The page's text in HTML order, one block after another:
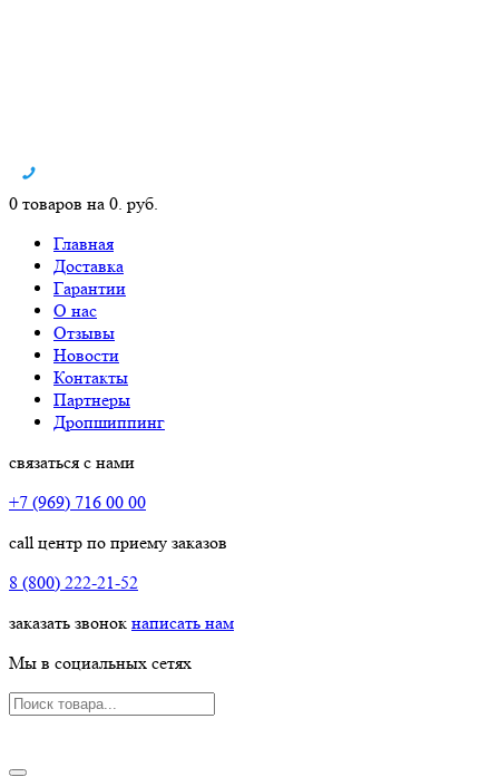
0 товаров на 0. руб.
Главная
Доставка
Гарантии
О нас
Отзывы
Новости
Контакты
Партнеры
Дропшиппинг
связаться с нами
+7 (969) 716 00 00
call центр по приему заказов
8 (800) 222-21-52
заказать звонок написать нам
Мы в социальных сетях